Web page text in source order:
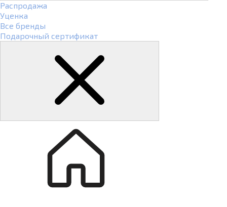
Распродажа
Уценка
Все бренды
Подарочный сертификат